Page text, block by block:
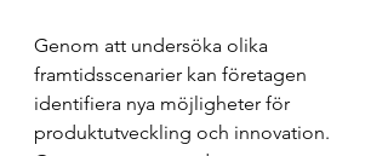
Genom att undersöka olika
framtidsscenarier kan företagen
identifiera nya möjligheter för
produktutveckling och innovation.